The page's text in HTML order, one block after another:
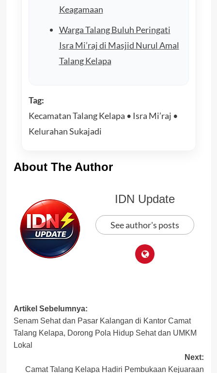
Keagamaan
Warga Talang Buluh Peringati
Isra Mi’raj di Masjid Nurul Amal
Talang Kelapa
Tag:
Kecamatan Talang Kelapa • Isra Mi’raj •
Kelurahan Sukajadi
About The Author
IDN Update
See author's posts
Post
navigation
Artikel Sebelumnya:
Senam Sehat dan Pasar Kalangan di Kantor Camat
Talang Kelapa, Dorong Pola Hidup Sehat dan UMKM
Lokal
Next:
Camat Talang Kelapa Hadiri Pembukaan Kejuaraan